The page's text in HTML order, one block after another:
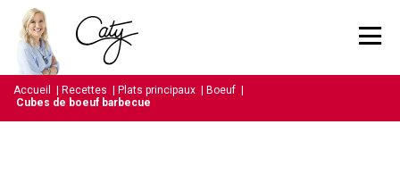
Accueil Recettes Plats principaux Boeuf
Cubes de boeuf barbecue